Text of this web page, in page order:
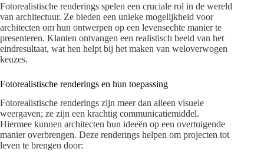
Fotorealistische renderings spelen een cruciale rol in de wereld
van architectuur. Ze bieden een unieke mogelijkheid voor
architecten om hun ontwerpen op een levensechte manier te
presenteren. Klanten ontvangen een realistisch beeld van het
eindresultaat, wat hen helpt bij het maken van weloverwogen
keuzes.
Fotorealistische renderings en hun toepassing
Fotorealistische renderings zijn meer dan alleen visuele
weergaven; ze zijn een krachtig communicatiemiddel.
Hiermee kunnen architecten hun ideeën op een overtuigende
manier overbrengen. Deze renderings helpen om projecten tot
leven te brengen door: